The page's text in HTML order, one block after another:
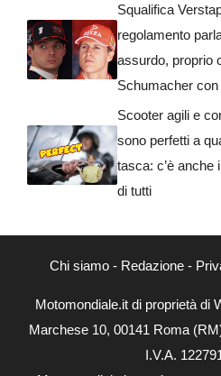
Squalifica
regolamento
assurdo, proprio
Schumacher
Scooter agili e
sono perfetti a
tasca: c’è anche
di tutti
Chi siamo- Redazione-
Motomondiale.it di proprietà di
Marchese 10, 00141 Roma
I.V.A.